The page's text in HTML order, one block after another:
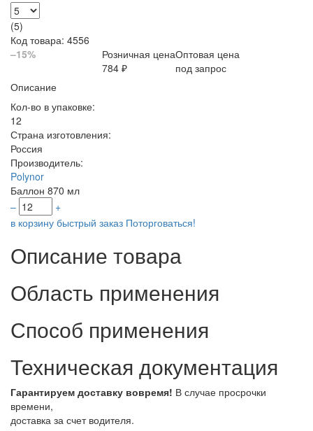
(5)
Код товара: 4556
–15%
Розничная цена
784 ₽
Оптовая цена
под запрос
Описание
Кол-во в упаковке:
12
Страна изготовления:
Россия
Производитель:
Polynor
Баллон 870 мл
–
+
в корзину быстрый заказ Поторговаться!
Описание товара
Область применения
Способ применения
Техническая документация
Гарантируем доставку вовремя! В случае просрочки
времени,
доставка за счет водителя.